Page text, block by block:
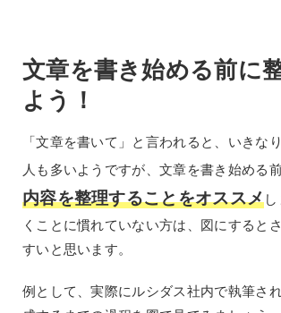
文章を書き始める前に
よう！
「文章を書いて」と言われると、いきな
人も多いようですが、文章を書き始める
内容を整理することをオススメ
くことに慣れていない方は、図にすると
すいと思います。
例として、実際にルシダス社内で執筆さ